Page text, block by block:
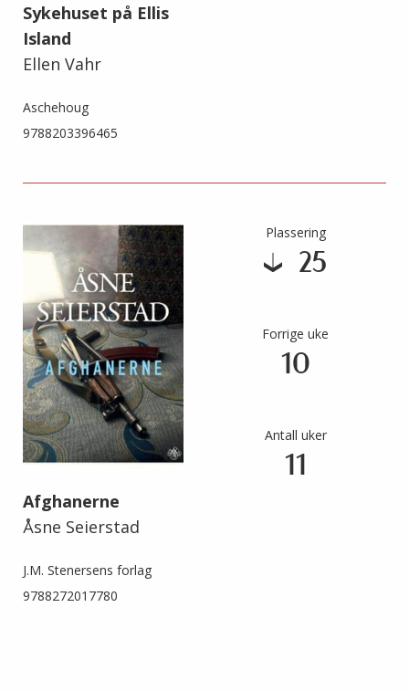
Sykehuset på Ellis
Island
Ellen Vahr
Aschehoug
9788203396465
Afghanerne
Åsne Seierstad
J.M. Stenersens forlag
9788272017780
Plassering
25
Forrige uke
10
Antall uker
11